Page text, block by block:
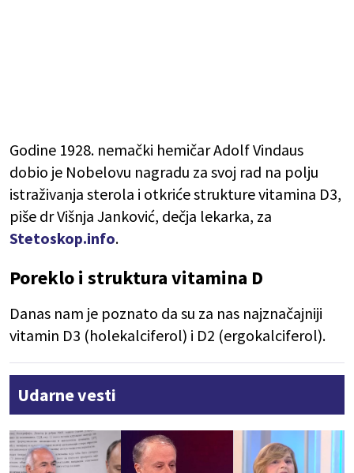
Godine 1928. nemački hemičar Adolf Vindaus
dobio je Nobelovu nagradu za svoj rad na polju
istraživanja sterola i otkriće strukture vitamina D3,
piše dr Višnja Janković, dečja lekarka, za
Stetoskop.info.
Poreklo i struktura vitamina D
Danas nam je poznato da su za nas najznačajniji
vitamin D3 (holekalciferol) i D2 (ergokalciferol).
Udarne vesti